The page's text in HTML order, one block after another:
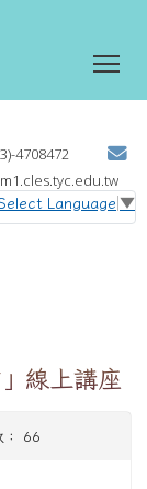
4708472
Language ▼
線上講座
： 66